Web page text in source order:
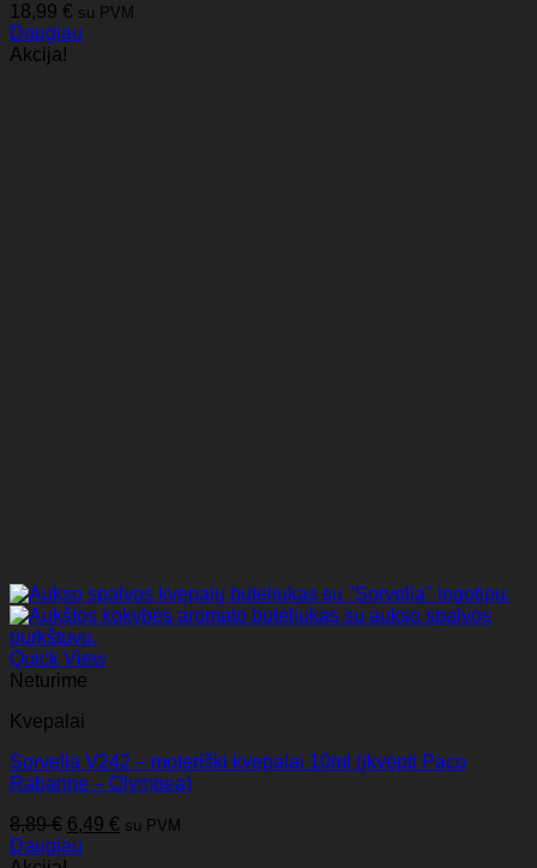
18,99 € su PVM
Daugiau
Akcija!
Quick View
Neturime
Kvepalai
Sorvella V242 – moteriški kvepalai 10ml (įkvėpti Paco
Rabanne – Olympea)
8,89€ Original
price
6,49 € Current
su PVM
Daugiau